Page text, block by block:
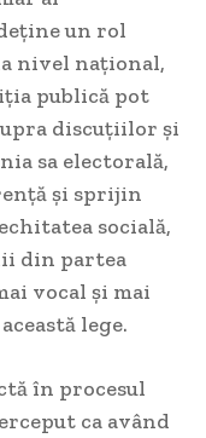
un rol
nivel național,
publică pot
discuțiilor și
sa electorală,
și sprijin
socială,
din partea
vocal și mai
lege.
în procesul
ca având